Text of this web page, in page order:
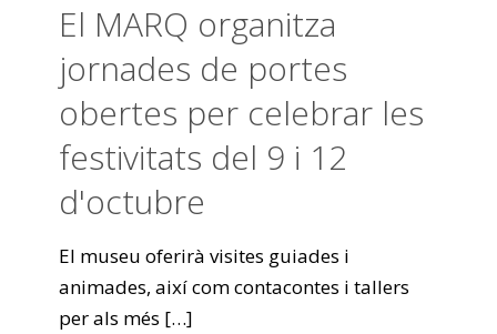
El MARQ organitza
jornades de portes
obertes per celebrar les
festivitats del 9 i 12
d'octubre
El museu oferirà visites guiades i
animades, així com contacontes i tallers
per als més […]